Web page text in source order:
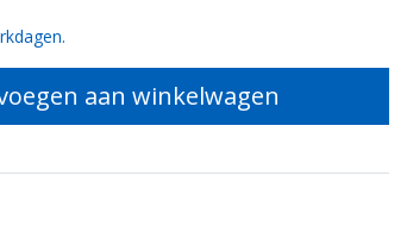
aan winkelwagen